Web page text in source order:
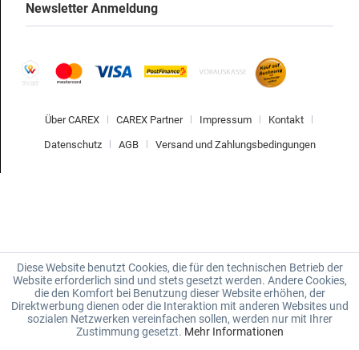
Newsletter Anmeldung
Über CAREX CAREX Partner Impressum Kontakt
Datenschutz AGB Versand und Zahlungsbedingungen
Diese Website benutzt Cookies, die für den technischen Betrieb der
Website erforderlich sind und stets gesetzt werden. Andere Cookies,
die den Komfort bei Benutzung dieser Website erhöhen, der
Direktwerbung dienen oder die Interaktion mit anderen Websites und
sozialen Netzwerken vereinfachen sollen, werden nur mit Ihrer
Zustimmung gesetzt. Mehr Informationen